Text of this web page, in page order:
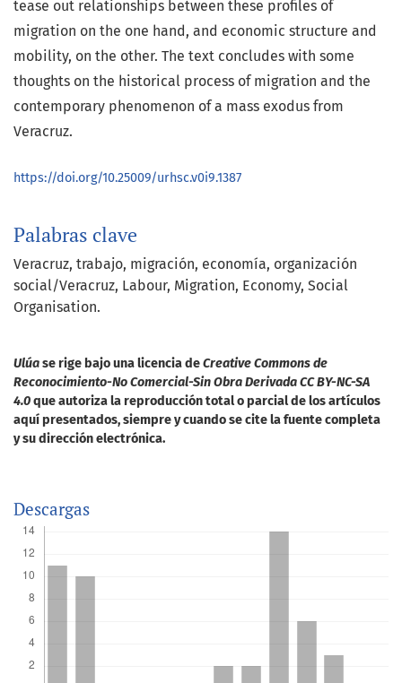
Palabras clave
Veracruz trabajo migración economía organización
social/Veracruz Labour Migration Economy Social
Organisation.
tease out relationships between these profiles of
migration on the one hand, and economic structure and
mobility, on the other. The text concludes with some
thoughts on the historical process of migration and the
contemporary phenomenon of a mass exodus from
Veracruz.
https://doi.org/10.25009/urhsc.v0i9.1387
Ulúase rige bajo una licencia deCreative Commons de
Reconocimiento-No Comercial-Sin Obra Derivada CC BY-NC-SA
4.0que autoriza la reproducción total o parcial de los artículos
aquí presentados, siempre y cuando se cite la fuente completa
y su dirección electrónica.
Descargas